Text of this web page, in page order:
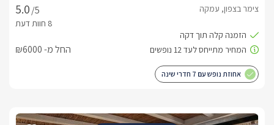
/5
צימר בצפון, עמקה
החל מ- ₪6000
אחוזת נופש עם 7 חדרי שינה